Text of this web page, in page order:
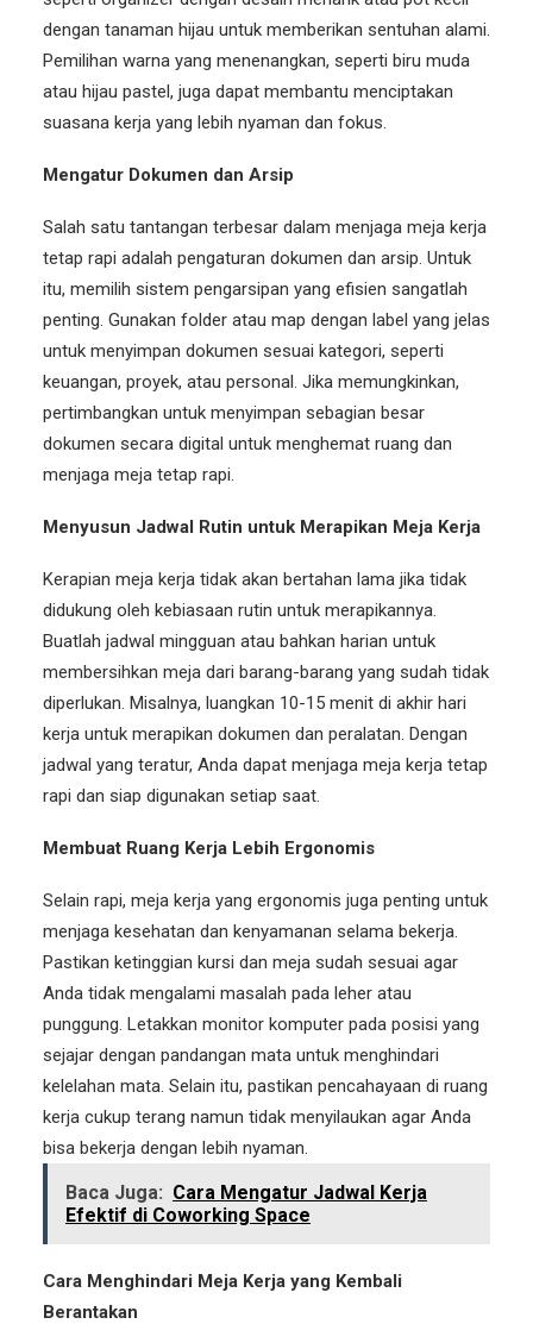
dengan tanaman hijau untuk memberikan sentuhan alami.
Pemilihan warna yang menenangkan, seperti biru muda
atau hijau pastel, juga dapat membantu menciptakan
suasana kerja yang lebih nyaman dan fokus.
Mengatur Dokumen dan Arsip
Salah satu tantangan terbesar dalam menjaga meja kerja
tetap rapi adalah pengaturan dokumen dan arsip. Untuk
itu, memilih sistem pengarsipan yang efisien sangatlah
penting. Gunakan folder atau map dengan label yang jelas
untuk menyimpan dokumen sesuai kategori, seperti
keuangan, proyek, atau personal. Jika memungkinkan,
pertimbangkan untuk menyimpan sebagian besar
dokumen secara digital untuk menghemat ruang dan
menjaga meja tetap rapi.
Menyusun Jadwal Rutin untuk Merapikan Meja Kerja
Kerapian meja kerja tidak akan bertahan lama jika tidak
didukung oleh kebiasaan rutin untuk merapikannya.
Buatlah jadwal mingguan atau bahkan harian untuk
membersihkan meja dari barang-barang yang sudah tidak
diperlukan. Misalnya, luangkan 10-15 menit di akhir hari
kerja untuk merapikan dokumen dan peralatan. Dengan
jadwal yang teratur, Anda dapat menjaga meja kerja tetap
rapi dan siap digunakan setiap saat.
Membuat Ruang Kerja Lebih Ergonomis
Selain rapi, meja kerja yang ergonomis juga penting untuk
menjaga kesehatan dan kenyamanan selama bekerja.
Pastikan ketinggian kursi dan meja sudah sesuai agar
Anda tidak mengalami masalah pada leher atau
punggung. Letakkan monitor komputer pada posisi yang
sejajar dengan pandangan mata untuk menghindari
kelelahan mata. Selain itu, pastikan pencahayaan di ruang
kerja cukup terang namun tidak menyilaukan agar Anda
bisa bekerja dengan lebih nyaman.
Baca Juga: Cara Mengatur Jadwal Kerja
Efektif di Coworking Space
Cara Menghindari Meja Kerja yang Kembali
Berantakan